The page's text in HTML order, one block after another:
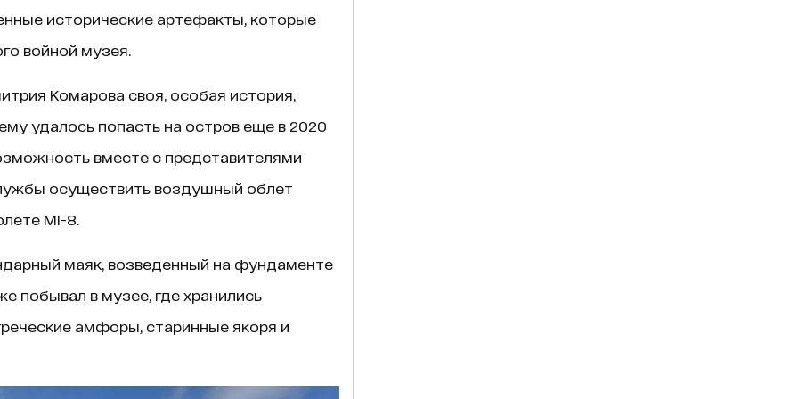
исторические артефакты, которые
войной музея.
Комарова своя, особая история,
удалось попасть на остров еще в 2020
вместе с представителями
осуществить воздушный облет
МІ-8.
маяк, возведенный на фундаменте
побывал в музее, где хранились
амфоры, старинные якоря и